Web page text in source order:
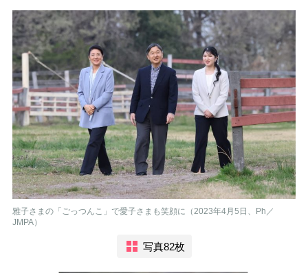
雅子さまの「ごっつんこ」で愛子さまも笑顔に（2023年4月5日、Ph／
JMPA）
写真82枚